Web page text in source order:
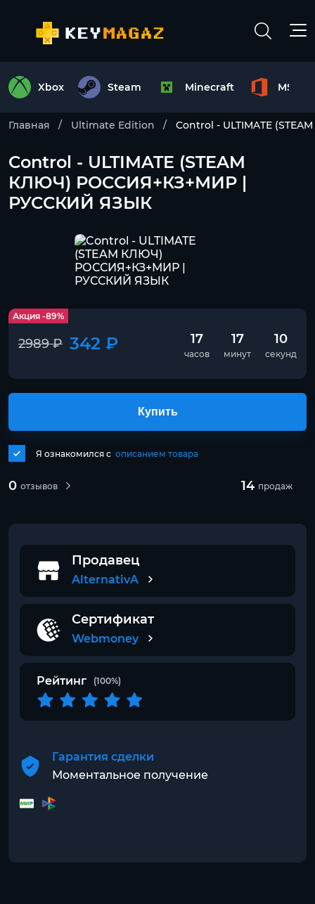
Xbox Steam Minecraft MS
Главная Ultimate Edition Control - ULTIMATE
Control - ULTIMATE (STEAM
КЛЮЧ) РОССИЯ+КЗ+МИР |
РУССКИЙ ЯЗЫК
Акция -89%
2989 ₽ 342 ₽ 17
часов
17
минут
10
секунд
0 отзывов 14 продаж
Я ознакомился с описанием товара
Купить
Продавец
AlternativA
Сертификат
Webmoney
Рейтинг (100%)
Гарантия сделки
Моментальное получение